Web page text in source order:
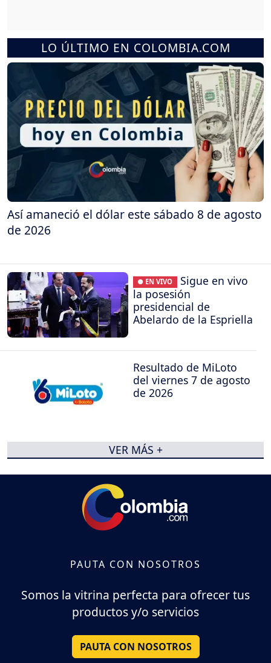
LO ÚLTIMO EN COLOMBIA.COM
Así amaneció el dólar este sábado 8 de agosto
de 2026
● EN VIVO
Sigue en vivo
la posesión
presidencial de
Abelardo de la Espriella
Resultado de MiLoto
del viernes 7 de agosto
de 2026
VER MÁS +
PAUTA CON NOSOTROS
Somos la vitrina perfecta para ofrecer tus
productos y/o servicios
PAUTA CON NOSOTROS